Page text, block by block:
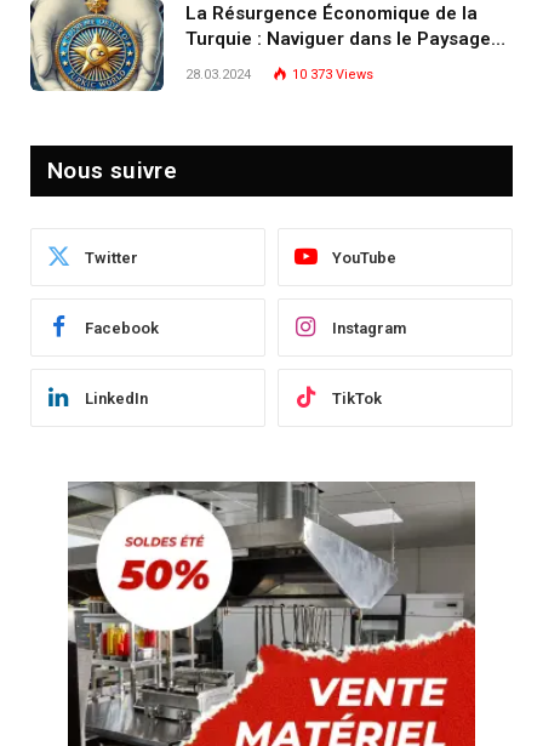
La Résurgence Économique de la
Turquie : Naviguer dans le Paysage
Post-Crise
28.03.2024 10 373 Views
Nous suivre
Twitter YouTube
Facebook Instagram
LinkedIn TikTok